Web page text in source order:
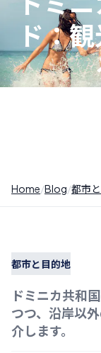
ド：
Home Blog 都市
都市と目的地
ドミニカ共和
つつ、沿岸以
介します。